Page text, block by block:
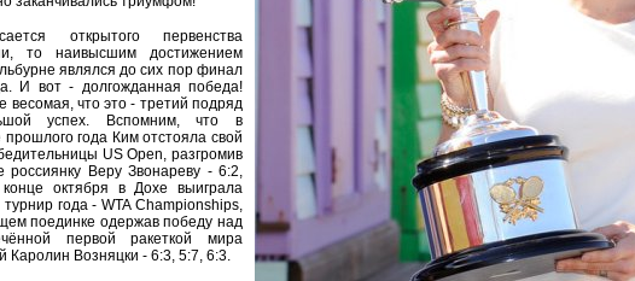
открытого первенства
то наивысшим достижением
являлся до сих пор финал
И вот - долгожданная победа!
весомая, что это - третий подряд
успех. Вспомним, что в
прошлого года Ким отстояла свой
US Open, разгромив
россиянку Веру Звонареву - 6:2,
октября в Дохе выиграла
турнир года - WTA Championships,
поединке одержав победу над
первой ракеткой мира
Каролин Возняцки - 6:3, 5:7, 6:3.